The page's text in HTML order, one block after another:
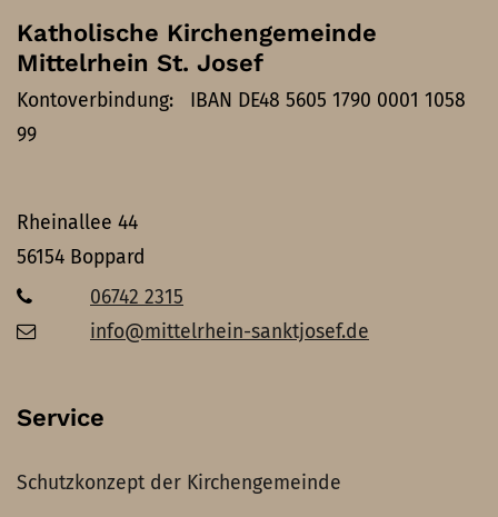
Katholische Kirchengemeinde
Mittelrhein St. Josef
Kontoverbindung: IBAN DE48 5605 1790 0001 1058
99
Rheinallee 44
56154 Boppard
06742 2315
info@mittelrhein-sanktjosef.de
Service
Schutzkonzept der Kirchengemeinde